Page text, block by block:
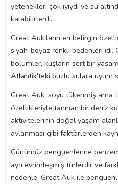
yetenekleri çok iyiydi ve su
kalabilirlerdi.
Great Auk'ların en belirgin
siyah-beyaz renkli bedenleri idi.
bölümler, kuşların sert bir
Atlantik'teki buzlu sulara uyum
Great Auk, soyu tükenmiş ama
özellikleriyle tanınan bir deniz
aktivitelerinin doğal yaşam
avlanması gibi faktörlerden
Günümüz penguenlerine
ayrı evrimleşmiş türlerdir ve
nedenle, Great Auk ile